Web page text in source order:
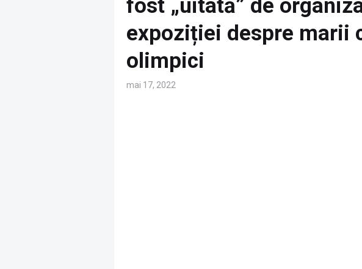
fost „uitată” de
expoziției despre marii
olimpici
mai 17, 2022